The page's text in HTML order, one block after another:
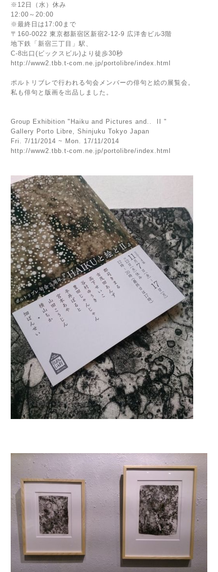
※12日（水）休み
12:00～20:00
※最終日は17:00まで
〒160-0022 東京都新宿区新宿2-12-9 広洋舎ビル3階
地下鉄「新宿三丁目」駅、
C-8出口(ビックスビル)より徒歩30秒
http://www2.tbb.t-com.ne.jp/portolibre/index.html
ポルトリブレで行われる句会メンバーの俳句と絵の展覧会。
私も俳句と版画を出品しました。
Group Exhibition "Haiku and Pictures and.. II "
Gallery Porto Libre, Shinjuku Tokyo Japan
Fri. 7/11/2014 ~ Mon. 17/11/2014
http://www2.tbb.t-com.ne.jp/portolibre/index.html